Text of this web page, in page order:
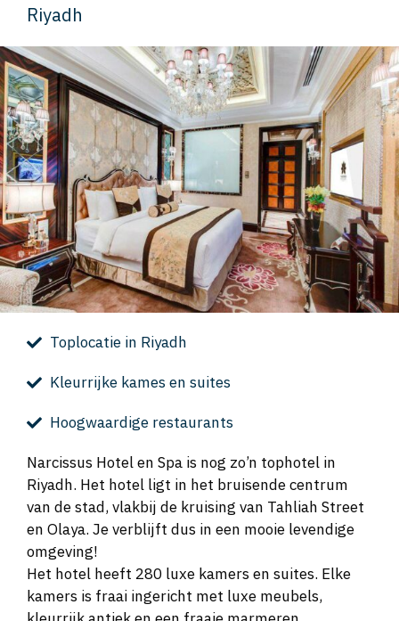
Riyadh
Toplocatie in Riyadh
Kleurrijke kames en suites
Hoogwaardige restaurants
Narcissus Hotel en Spa is nog zo’n tophotel in
Riyadh. Het hotel ligt in het bruisende centrum
van de stad, vlakbij de kruising van Tahliah Street
en Olaya. Je verblijft dus in een mooie levendige
omgeving!
Het hotel heeft 280 luxe kamers en suites. Elke
kamers is fraai ingericht met luxe meubels,